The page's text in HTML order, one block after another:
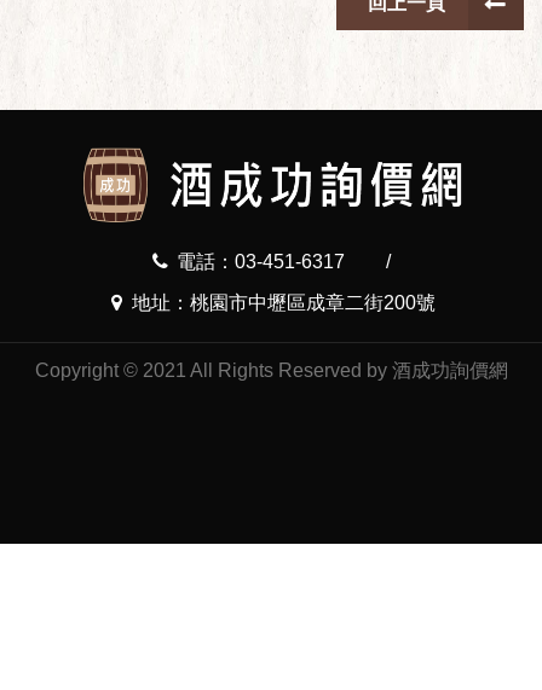
電話：03-451-6317
/
地址：桃園市中壢區成章二街200號
Copyright © 2021 All Rights Reserved by 酒成功詢價網